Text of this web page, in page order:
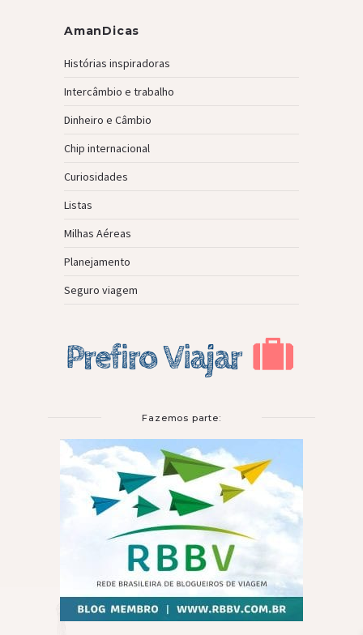
AmanDicas
Histórias inspiradoras
Intercâmbio e trabalho
Dinheiro e Câmbio
Chip internacional
Curiosidades
Listas
Milhas Aéreas
Planejamento
Seguro viagem
Fazemos parte: